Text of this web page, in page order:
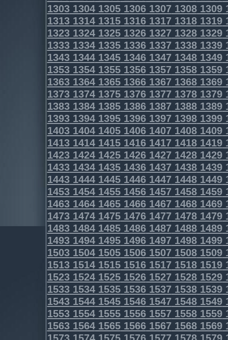
1303130413051306130713081309
1313131413151316131713181319
1323132413251326132713281329
1333133413351336133713381339
1343134413451346134713481349
1353135413551356135713581359
1363136413651366136713681369
1373137413751376137713781379
1383138413851386138713881389
1393139413951396139713981399
1403140414051406140714081409
1413141414151416141714181419
1423142414251426142714281429
1433143414351436143714381439
1443144414451446144714481449
1453145414551456145714581459
1463146414651466146714681469
1473147414751476147714781479
1483148414851486148714881489
1493149414951496149714981499
1503150415051506150715081509
1513151415151516151715181519
1523152415251526152715281529
1533153415351536153715381539
1543154415451546154715481549
1553155415551556155715581559
1563156415651566156715681569